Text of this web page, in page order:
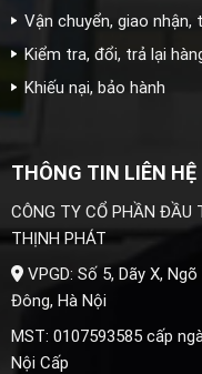
Vận chuyển, giao nhận,
Kiểm tra, đổi, trả lại
Khiếu nại, bảo hành
THÔNG TIN LIÊN HỆ
CÔNG TY CỔ PHẦN ĐẦU
THỊNH PHÁT
VPGD: Số 5, Dãy X,
Đông, Hà Nội
MST: 0107593585 cấp
Nội Cấp